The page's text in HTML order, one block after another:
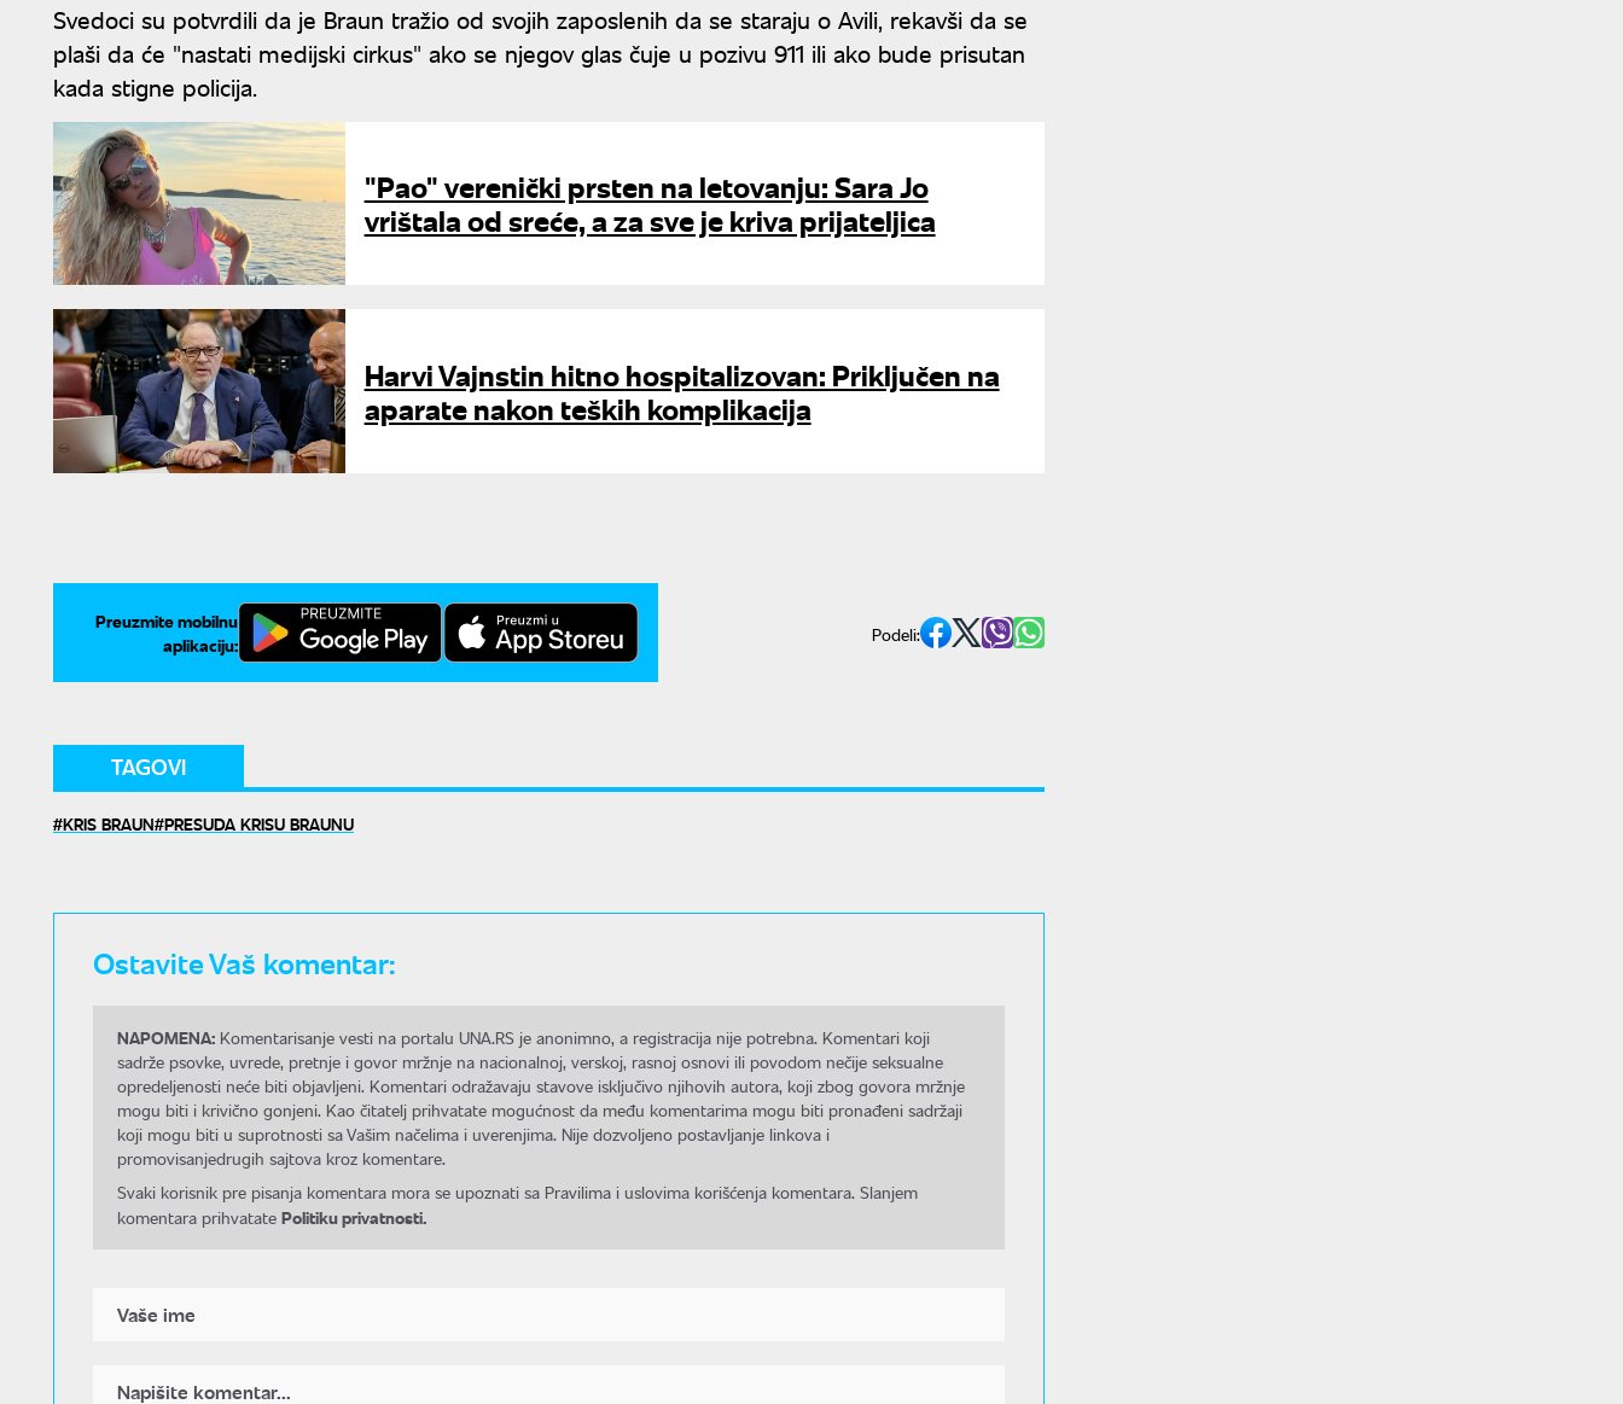
Svedoci su potvrdili da je Braun tražio od svojih zaposlenih da se staraju o Avili, rekavši da se
plaši da će "nastati medijski cirkus" ako se njegov glas čuje u pozivu 911 ili ako bude prisutan
kada stigne policija.
"Pao" verenički prsten na letovanju: Sara Jo
vrištala od sreće, a za sve je kriva prijateljica
Harvi Vajnstin hitno hospitalizovan: Priključen na
aparate nakon teških komplikacija
Preuzmite mobilnu
aplikaciju:
Podeli:
TAGOVI
KRIS BRAUN PRESUDA KRISU BRAUNU
Ostavite Vaš komentar:
NAPOMENA: Komentarisanje vesti na portalu UNA.RS je anonimno, a registracija nije potrebna. Komentari koji
sadrže psovke, uvrede, pretnje i govor mržnje na nacionalnoj, verskoj, rasnoj osnovi ili povodom nečije seksualne
opredeljenosti neće biti objavljeni. Komentari odražavaju stavove isključivo njihovih autora, koji zbog govora mržnje
mogu biti i krivično gonjeni. Kao čitatelj prihvatate mogućnost da među komentarima mogu biti pronađeni sadržaji
koji mogu biti u suprotnosti sa Vašim načelima i uverenjima. Nije dozvoljeno postavljanje linkova i
promovisanjedrugih sajtova kroz komentare.
Svaki korisnik pre pisanja komentara mora se upoznati sa Pravilima i uslovima korišćenja komentara. Slanjem
komentara prihvatate Politiku privatnosti.